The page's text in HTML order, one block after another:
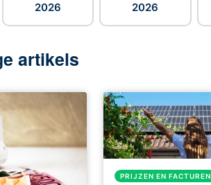
2026
2026
artikels
PRIJZEN EN FACTUREN